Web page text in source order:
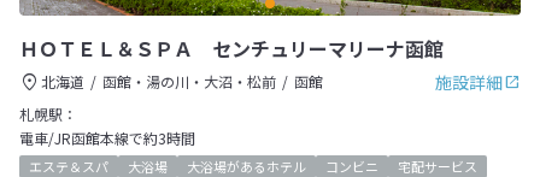
ＨＯＴＥＬ＆ＳＰＡ センチュリーマリーナ函館
施設詳細
北海道 函館・湯の川・大沼・松前
函館
札幌駅：
電車/JR函館本線で約3時間
エステ＆スパ 大浴場 大浴場があるホテル コンビニ
宅配サービス